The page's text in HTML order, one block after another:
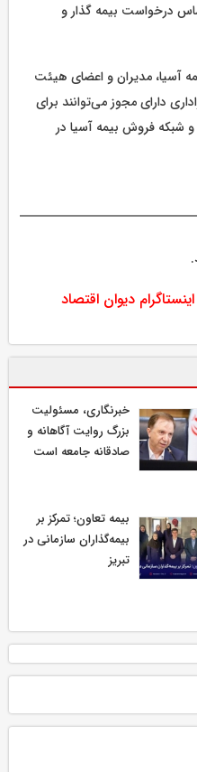
درخواست بیمه گذار و
آسیا، مدیران و اعضای هیئت
دارای مجوز می‌توانند برای
فروش بیمه آسیا در
دیوان اقتصاد
خبرنگاری، مسئولیت
بزرگ روایت آگاهانه و
صادقانه جامعه است
بیمه تعاون؛ تمرکز بر
بیمه‌گذاران سازمانی در
تبریز